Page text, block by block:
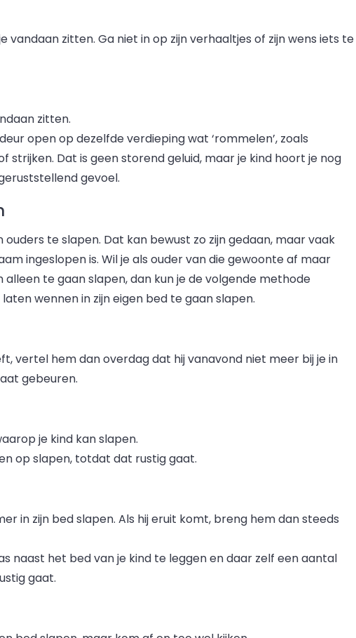
vandaan zitten. Ga niet in op zijn verhaaltjes of zijn wens iets te
zitten.
open op dezelfde verdieping wat ‘rommelen’, zoals
strijken. Dat is geen storend geluid, maar je kind hoort je nog
gevoel.
ouders te slapen. Dat kan bewust zo zijn gedaan, maar vaak
ingeslopen is. Wil je als ouder van die gewoonte af maar
te gaan slapen, dan kun je de volgende methode
wennen in zijn eigen bed te gaan slapen.
vertel hem dan overdag dat hij vanavond niet meer bij je in
gebeuren.
je kind kan slapen.
op slapen, totdat dat rustig gaat.
in zijn bed slapen. Als hij eruit komt, breng hem dan steeds
naast het bed van je kind te leggen en daar zelf een aantal
gaat.